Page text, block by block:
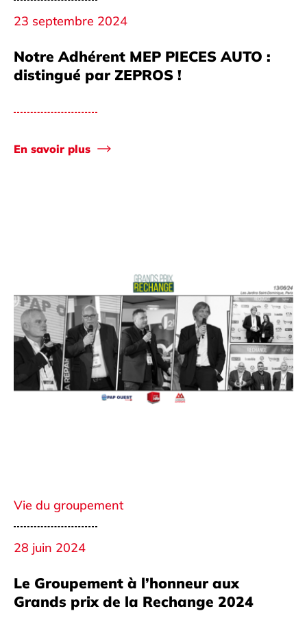
23 septembre 2024
Notre Adhérent MEP PIECES AUTO :
distingué par ZEPROS !
En savoir plus
Vie du groupement
28 juin 2024
Le Groupement à l’honneur aux
Grands prix de la Rechange 2024